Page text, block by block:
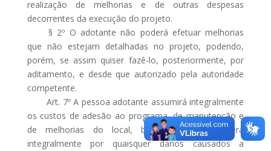
realização de melhorias e de outras despesas
decorrentes da execução do projeto.
§ 2º O adotante não poderá efetuar melhorias
que não estejam detalhadas no projeto, podendo,
porém, se assim quiser fazê-lo, posteriormente, por
aditamento, e desde que autorizado pela autoridade
competente.
Art. 7º A pessoa adotante assumirá integralmente
os custos de adesão ao programa, de manutenção e
de melhorias do local, bem como responderá
integralmente por quaisquer danos causados a